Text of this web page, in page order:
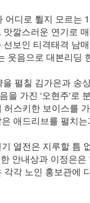
어디로 튈지 모르는
깔스러운 연기로
보인 티격태격 남
웃음으로 대본리딩
을 펼칠 김가은과
가진 ‘오현주’로
스키한 보이스를
애드리브를 펼치
열전은 지루할 틈
한 안내상과 이정은
각 노인 홍보관에